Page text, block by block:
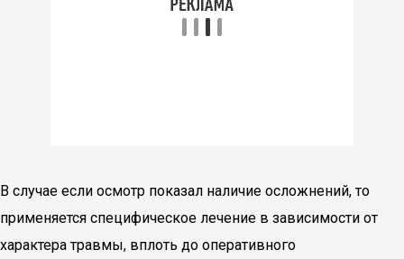
В случае если осмотр показал наличие осложнений, то
применяется специфическое лечение в зависимости от
характера травмы, вплоть до оперативного